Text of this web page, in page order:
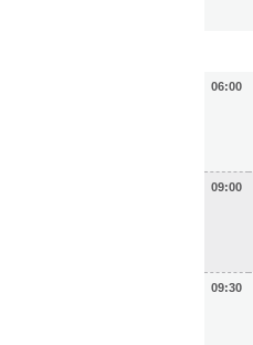
06:00
09:00
09:30